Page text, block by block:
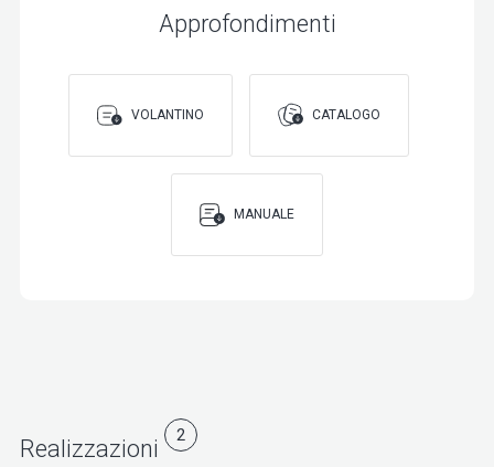
Approfondimenti
VOLANTINO CATALOGO
MANUALE
Realizzazioni 2